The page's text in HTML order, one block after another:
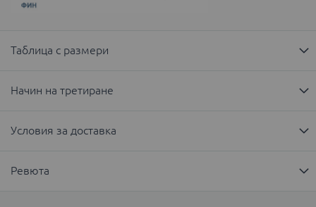
Таблица с размери
Начин на третиране
Условия за доставка
Ревюта